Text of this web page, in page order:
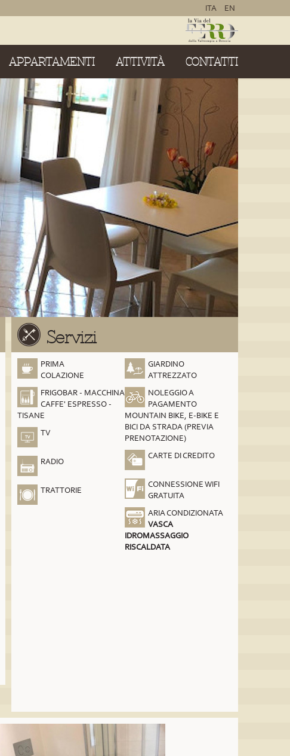
ITA EN
APPARTAMENTI ATTIVITÀ CONTATTI
Servizi
PRIMA
COLAZIONE
FRIGOBAR - MACCHINA
CAFFE' ESPRESSO -
TISANE
TV
RADIO
TRATTORIE
GIARDINO
ATTREZZATO
NOLEGGIO A
PAGAMENTO
MOUNTAIN BIKE, E-BIKE E
BICI DA STRADA (PREVIA
PRENOTAZIONE)
CARTE DI CREDITO
CONNESSIONE WIFI
GRATUITA
ARIA CONDIZIONATA
VASCA
IDROMASSAGGIO
RISCALDATA